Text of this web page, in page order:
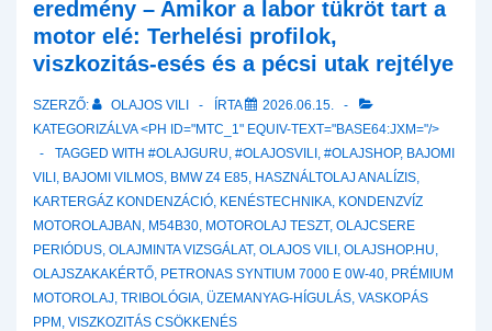
eredmény – Amikor a labor tükröt tart a
motor elé: Terhelési profilok,
viszkozitás-esés és a pécsi utak rejtélye
SZERZŐ: OLAJOS VILI ÍRTA
2026.06.15.
KATEGORIZÁLVA <PH ID="MTC_1" EQUIV-TEXT="BASE64:JXM="/>
TAGGED WITH #OLAJGURU, #OLAJOSVILI , #OLAJSHOP, BAJOMI
VILI , BAJOMI VILMOS, BMW Z4 E85, HASZNÁLTOLAJ ANALÍZIS,
KARTERGÁZ KONDENZÁCIÓ, KENÉSTECHNIKA, KONDENZVÍZ
MOTOROLAJBAN , M54B30, MOTOROLAJ TESZT, OLAJCSERE
PERIÓDUS, OLAJMINTA VIZSGÁLAT, OLAJOS VILI , OLAJSHOP.HU,
OLAJSZAKAKÉRTŐ, PETRONAS SYNTIUM 7000 E 0W-40, PRÉMIUM
MOTOROLAJ, TRIBOLÓGIA, ÜZEMANYAG-HÍGULÁS, VASKOPÁS
PPM , VISZKOZITÁS CSÖKKENÉS